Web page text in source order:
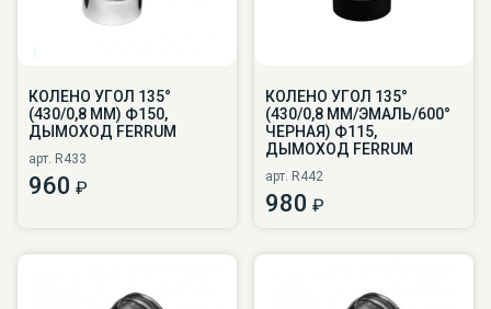
КОЛЕНО УГОЛ 135°
(430/0,8 ММ) Ф150,
ДЫМОХОД FERRUM
арт. R433
960 ₽
КОЛЕНО УГОЛ 135°
(430/0,8 ММ/ЭМАЛЬ/600°
ЧЕРНАЯ) Ф115,
ДЫМОХОД FERRUM
арт. R442
980 ₽